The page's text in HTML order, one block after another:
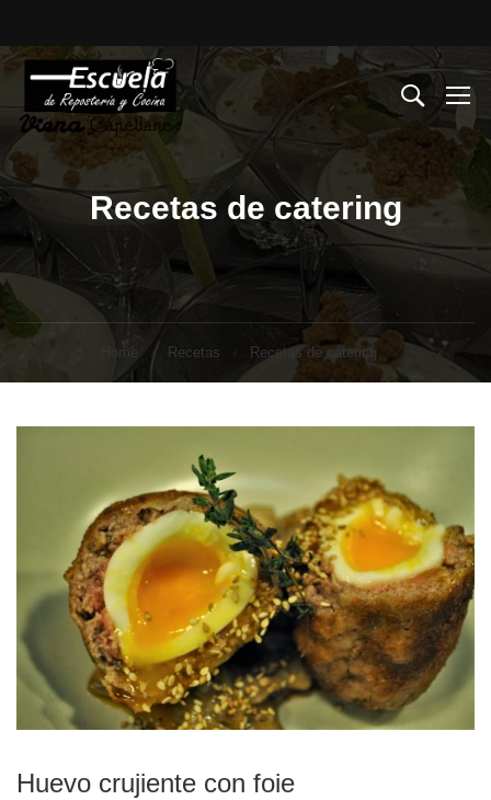
Recetas de catering
Home Recetas Recetas de catering
Huevo crujiente con foie